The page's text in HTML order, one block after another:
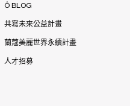
Ô BLOG
共寫未來公益計畫
蘭蔻美麗世界永續計畫
人才招募